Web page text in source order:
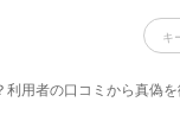
用者の口コミから真偽を